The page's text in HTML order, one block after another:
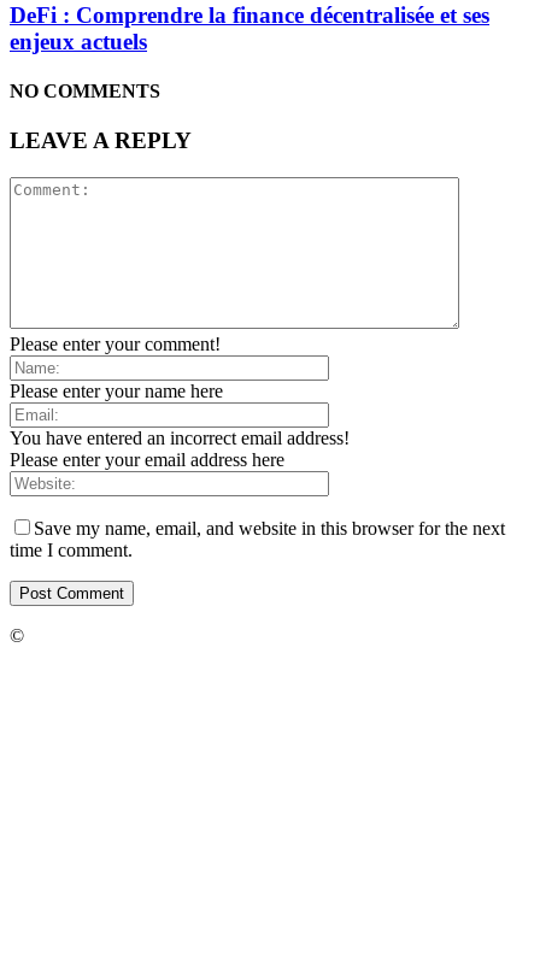
DeFi : Comprendre la finance décentralisée et ses
enjeux actuels
NO COMMENTS
LEAVE A REPLY
Please enter your comment!
Please enter your name here
You have entered an incorrect email address!
Please enter your email address here
Save my name, email, and website in this browser for the next
time I comment.
©